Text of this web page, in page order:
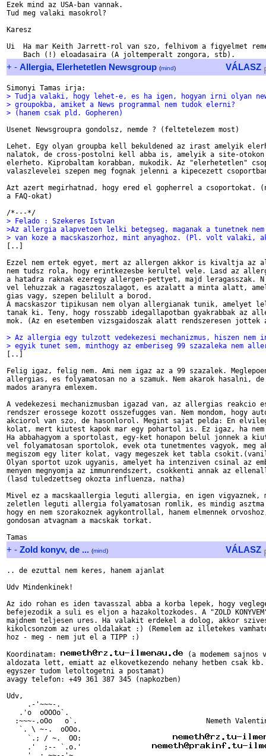
Ezek mind az USA-ban vannak.
Tud meg valaki masokrol?
Karesz
Ui  Ha mar Keith Jarrett-rol van szo, felhivom a figyelmet
+ - Allergia, Elerhetetlen Newsgroup (mind) VÁLASZ
> Tudja valaki, hogy lehet-e, es ha igen, hogyan irni olyan
> groupokba, amiket a News programmal nem tudok elerni?
> (hanem csak pld. Gopheren)
Usenet Newsgroupra gondolsz, nemde ? (feltetelezem most)
Lehet. Egy olyan groupba kell bekuldened az irast amelyik
nalatok, de cross-postolni kell abba is, amelyik a site-otokon
elerheto. Kiprobaltam korabban, mukodik. Az "elerhetetlen"
valaszlevelei szepen meg fognak jelenni a kipecezett
Azt azert megirhatnad, hogy ered el gopherrel a csoportokat.
a FAQ-okat)
> Felado : Szekeres Istvan
>Az allergia alapvetoen lelki betegseg, maganak a tunetnek
> van koze a macskaszorhoz, mint anyaghoz. (Pl. volt valaki,
[..]
Ezzel nem ertek egyet, mert az allergen akkor is kivaltja az
nem tudsz rola, hogy erintkezesbe kerultel vele. Lasd az
a hatadra raknak ezeregy allergen-pettyet, majd leragasszak.
vel lehuzzak a ragasztoszalagot, es azalatt a minta alatt,
gias vagy, szepen belilult a borod.
A macskaszor tipikusan nem olyan allergianak tunik, amelyet
tanak ki. Teny, hogy rosszabb idegallapotban gyakrabbak az
mok. (Az en esetemben vizsgaidoszak alatt rendszeresen jottek
> Az allergia egy tulzott vedekezesi mechanizmus, hiszen nem
> egyik tunet sem, minthogy az emberiseg 99 szazaleka nem
[..]
Felig igaz, felig nem. Ami nem igaz az a 99 szazalek.
allergias, es folyamatosan no a szamuk. Nem akarok hasalni,
mados aranyra emlexem.
A vedekezesi mechanizmusban igazad van, az allergias reakcio
rendszer erossege kozott osszefugges van. Nem mondom, hogy
akciorol van szo, de hasonlorol. Megint sajat pelda: En
kolat, mert kiutest kapok mar egy pohartol is. Ez igaz, ha
Ha abbahagyom a sportolast, egy-ket honapon belul jonnek a
vel folyamatosan sportolok, evek ota tunetmentes vagyok, meg
megiszom egy liter kolat, vagy megeszek ket tabla
Olyan sportot uzok ugyanis, amelyet ha intenziven csinal az
menyen megnyomja az immunrendszert, csokkenti annak az
(lasd tuledzettseg okozta influenza, natha)
Mivel ez a macskaallergia leguti allergia, en igen vigyaznek,
zeletlen leguti allergia folyamatosan romlik, es mindig
hogy en nem szorakoznek agykontrollal, hanem elmennek
gondosan atvagnam a macskak torkat.
+ - Zold konyv, de ... (mind) VÁLASZ
.. de ezuttal nem keres, hanem ajanlat
Udv Mindenkinek!
Az ido rohan es iden tavasszal abba a korba lepek, hogy
befejezodik a suli es eljon a hazakoltozkodes. A "ZOLD
majdnem teljesen ures. Ha valakit erdekel a dolog, akkor
kikolcsonzom az ures oldalakat :) (Remelem az illetekes
hoz - meg - nem jut el a TIPP :)
Koordinatam:
(a modemem sajnos
aldozata lett, emiatt az elkovetkezendo nehany hetben csak
egyszer tudom letoltogetni a postamat)
avagy telefon: +49 361 387 345 (napkozben)
Udv,
     .-'~~~-.
   .'o  oOOOo`.
:~~~-.oOo   o`.                               Nemeth
   `. \ ~-.  oOOo.
     `.; / ~.  OO:
     .'  ;-- `.o.'